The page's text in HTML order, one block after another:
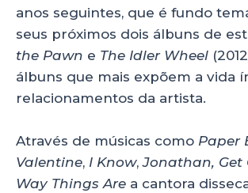
anos seguintes, que é fundo
seus próximos dois álbuns de
the Pawn e The Idler Wheel
álbuns que mais expõem a vida
relacionamentos da artista.
Através de músicas como Paper
Valentine, I Know,Jonathan, Get
Way Things Are a cantora